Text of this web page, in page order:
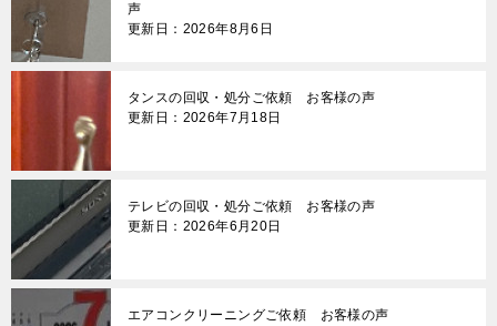
シ
ョ
ン
声
更新日：2026年8月6日
タンスの回収・処分ご依頼 お客様の声
更新日：2026年7月18日
テレビの回収・処分ご依頼 お客様の声
更新日：2026年6月20日
エアコンクリーニングご依頼 お客様の声